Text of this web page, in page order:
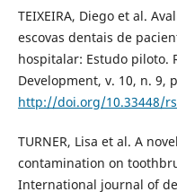
TEIXEIRA, Diego et al.
escovas dentais de
hospitalar: Estudo piloto.
Development, v. 10, n. 9,
http://doi.org/10.33448/
TURNER, Lisa et al. A
contamination on
International journal of